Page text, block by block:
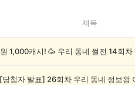
제목